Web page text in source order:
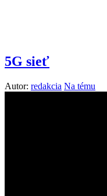
5G sieť
Autor: redakcia Na tému